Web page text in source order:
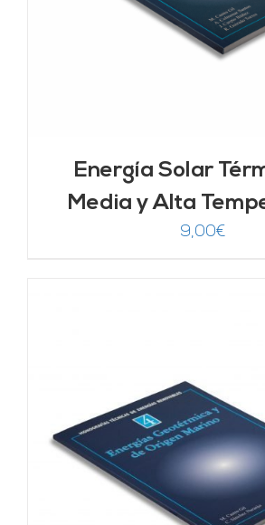
Energía Solar
Media y Alta
9,00€